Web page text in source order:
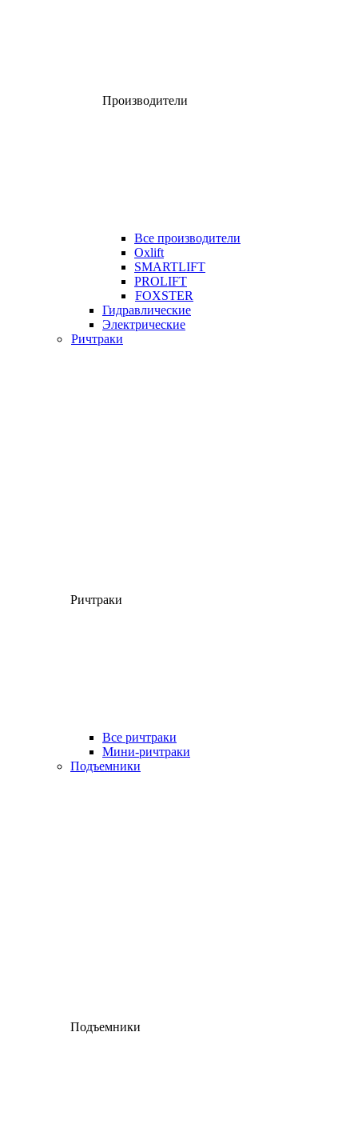
Производители
Все производители
Oxlift
SMARTLIFT
PROLIFT
FOXSTER
Гидравлические
Электрические
Ричтраки
Ричтраки
Все ричтраки
Мини-ричтраки
Подъемники
Подъемники